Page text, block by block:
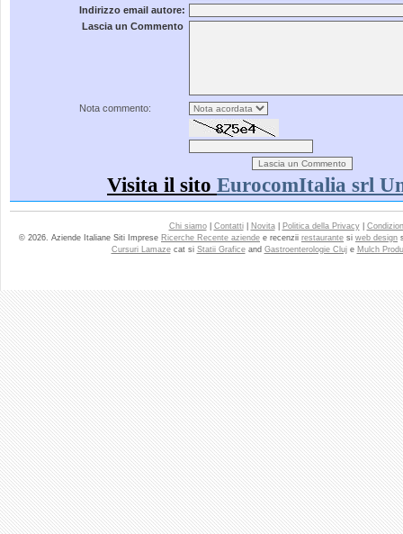
Indirizzo email autore:
Lascia un Commento
Nota commento:
Visita il sito EurocomItalia srl
Chi siamo| Contatti| Novita| Politica della Privacy|
© 2026. Aziende Italiane Siti Imprese Ricerche Recente aziende e recenzii restaurante si web design
Cursuri Lamazecat si Statii Graficeand Gastroenterologie Cluje Mulch